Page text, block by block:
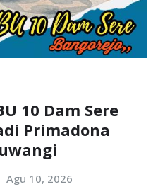
10 Dam Sere
Primadona
Agu 10, 2026